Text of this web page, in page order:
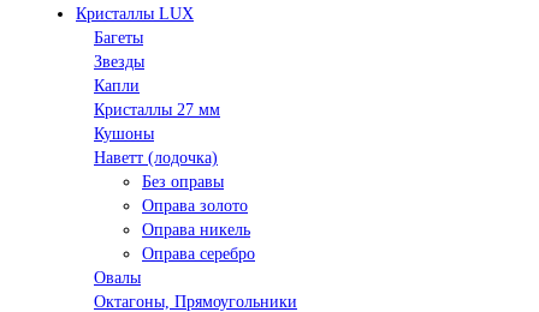
Кристаллы LUX
Багеты
Звезды
Капли
Кристаллы 27 мм
Кушоны
Наветт (лодочка)
Без оправы
Оправа золото
Оправа никель
Оправа серебро
Овалы
Октагоны, Прямоугольники